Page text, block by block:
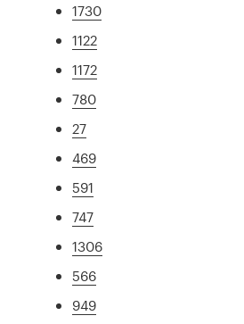
1730
1122
1172
780
27
469
591
747
1306
566
949